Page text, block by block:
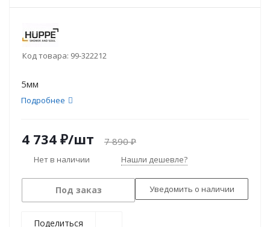
Код товара: 99-322212
5мм
Подробнее
4 734 ₽/шт 7 890₽
Нет в наличии Нашли дешевле?
Под заказ Уведомить о наличии
Поделиться